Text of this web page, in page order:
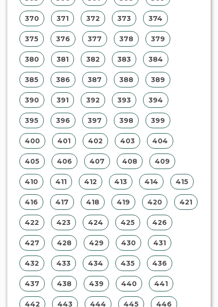
328 329 330 331 332
334 335 336 337 338
339 340 341 342 343
344 345 346 347 348
349 350 351 352 353
355 356 357 358 359
360 361 362 363 364
365 366 367 368 369
370 371 372 373 374
375 376 377 378 379
380 381 382 383 384
385 386 387 388 389
390 391 392 393 394
395 396 397 398 399
400 401 402 403 404